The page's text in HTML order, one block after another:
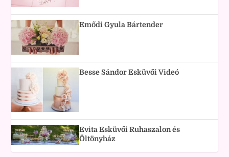
Emődi Gyula Bártender
Besse Sándor Esküvői Videó
Evita Esküvői Ruhaszalon és
Öltönyház